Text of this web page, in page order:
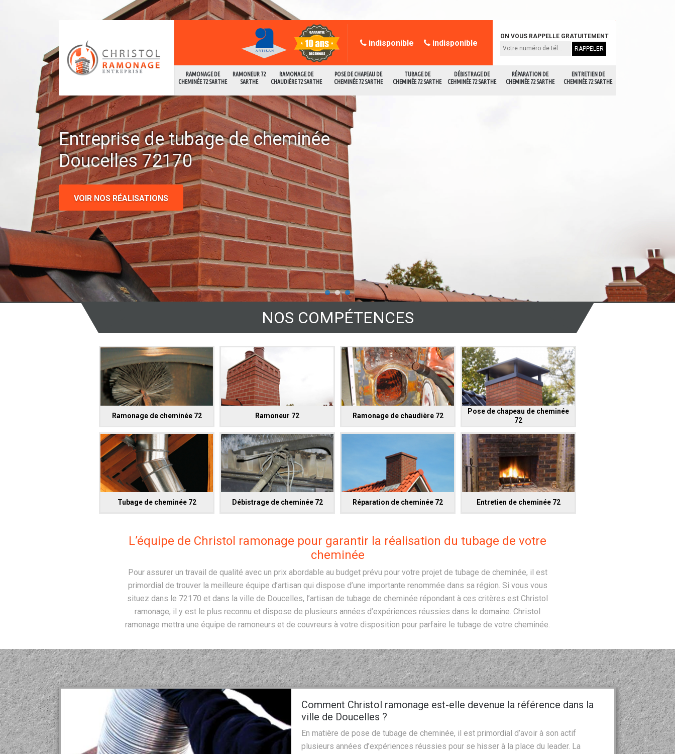
RAMONAGE DE
CHEMINÉE 72 SARTHE
RAMONEUR 72
SARTHE
RAMONAGE DE
CHAUDIÈRE 72 SARTHE
POSE DE CHAPEAU DE
CHEMINÉE 72 SARTHE
TUBAGE DE
CHEMINÉE 72 SARTHE
DÉBISTRAGE DE
CEHMINÉE 72 SARTHE
RÉPARATION DE
CHEMINÉE 72 SARTHE
ENTRETIEN DE
CHEMINÉE 72 SARTHE
indisponible indisponible
ON VOUS RAPPELLE GRATUITEMENT
Entreprise de tubage de cheminée
Doucelles 72170
VOIR NOS RÉALISATIONS
NOS COMPÉTENCES
Ramonage de cheminée 72 Ramoneur 72 Ramonage de chaudière 72
Pose de chapeau de cheminée
72
Tubage de cheminée 72 Débistrage de cheminée 72 Réparation de cheminée 72 Entretien de cheminée 72
L’équipe de Christol ramonage pour garantir la réalisation du tubage de votre
cheminée
Pour assurer un travail de qualité avec un prix abordable au budget prévu pour votre projet de tubage de cheminée, il est
primordial de trouver la meilleure équipe d’artisan qui dispose d’une importante renommée dans sa région. Si vous vous
situez dans le 72170 et dans la ville de Doucelles, l’artisan de tubage de cheminée répondant à ces critères est Christol
ramonage, il y est le plus reconnu et dispose de plusieurs années d’expériences réussies dans le domaine. Christol
ramonage mettra une équipe de ramoneurs et de couvreurs à votre disposition pour parfaire le tubage de votre cheminée.
Comment Christol ramonage est-elle devenue la référence dans la
ville de Doucelles ?
En matière de pose de tubage de cheminée, il est primordial d’avoir à son actif
plusieurs années d’expériences réussies pour se hisser à la place du leader. La